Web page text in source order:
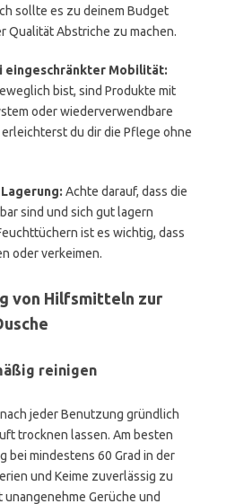
sollte es zu deinem Budget
Qualität Abstriche zu machen.
eingeschränkter Mobilität:
bist, sind Produkte mit
oder wiederverwendbare
du dir die Pflege ohne
Achte darauf, dass die
sind und sich gut lagern
ist es wichtig, dass
oder verkeimen.
von Hilfsmitteln zur
reinigen
jeder Benutzung gründlich
trocknen lassen. Am besten
bei mindestens 60 Grad in der
und Keime zuverlässig zu
Gerüche und